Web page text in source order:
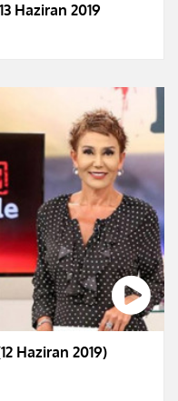
Haziran 2019
Haziran 2019)